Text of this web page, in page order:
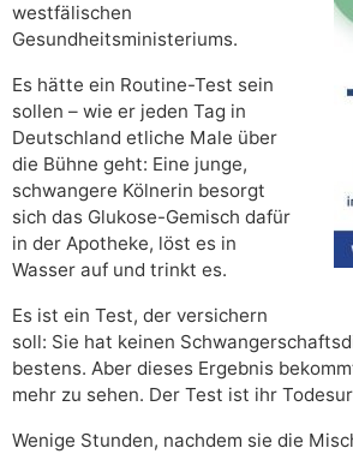
westfälischen
Gesundheitsministeriums.
Es hätte ein Routine-Test sein
sollen – wie er jeden Tag in
Deutschland etliche Male über
die Bühne geht: Eine junge,
schwangere Kölnerin besorgt
sich das Glukose-Gemisch dafür
in der Apotheke, löst es in
Wasser auf und trinkt es.
Es ist ein Test, der versichern
soll: Sie hat keinen
bestens. Aber dieses Ergebnis
mehr zu sehen. Der Test ist ihr
Wenige Stunden, nachdem sie die